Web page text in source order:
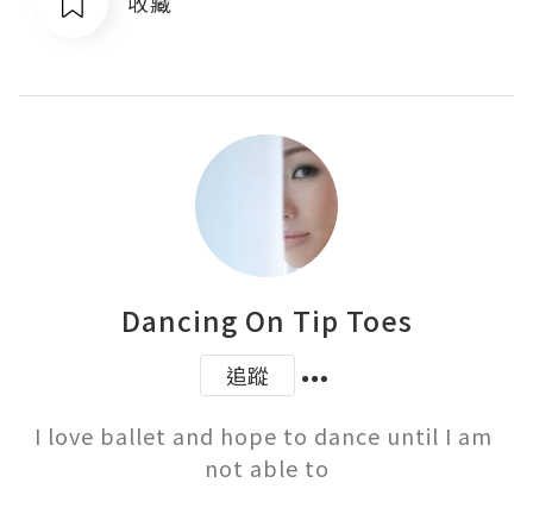
Dancing On Tip Toes
追蹤
I love ballet and hope to dance until I am
not able to